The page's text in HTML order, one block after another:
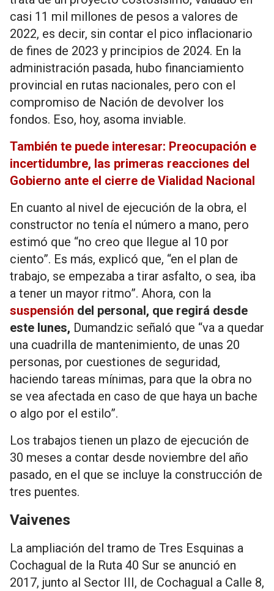
casi 11 mil millones de pesos a valores de
2022, es decir, sin contar el pico inflacionario
de fines de 2023 y principios de 2024. En la
administración pasada, hubo financiamiento
provincial en rutas nacionales, pero con el
compromiso de Nación de devolver los
fondos. Eso, hoy, asoma inviable.
También te puede interesar: Preocupación e
incertidumbre, las primeras reacciones del
Gobierno ante el cierre de Vialidad Nacional
En cuanto al nivel de ejecución de la obra, el
constructor no tenía el número a mano, pero
estimó que “no creo que llegue al 10 por
ciento”. Es más, explicó que, “en el plan de
trabajo, se empezaba a tirar asfalto, o sea, iba
a tener un mayor ritmo”. Ahora, con la
suspensión del personal, que regirá desde
este lunes, Dumandzic señaló que “va a quedar
una cuadrilla de mantenimiento, de unas 20
personas, por cuestiones de seguridad,
haciendo tareas mínimas, para que la obra no
se vea afectada en caso de que haya un bache
o algo por el estilo”.
Los trabajos tienen un plazo de ejecución de
30 meses a contar desde noviembre del año
pasado, en el que se incluye la construcción de
tres puentes.
Vaivenes
La ampliación del tramo de Tres Esquinas a
Cochagual de la Ruta 40 Sur se anunció en
2017, junto al Sector III, de Cochagual a Calle 8,